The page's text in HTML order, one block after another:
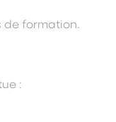
de formation.
: